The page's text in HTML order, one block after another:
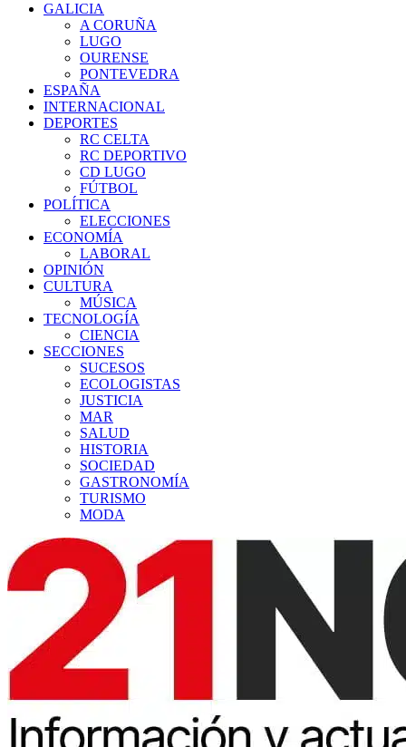
GALICIA
A CORUÑA
LUGO
OURENSE
PONTEVEDRA
ESPAÑA
INTERNACIONAL
DEPORTES
RC CELTA
RC DEPORTIVO
CD LUGO
FÚTBOL
POLÍTICA
ELECCIONES
ECONOMÍA
LABORAL
OPINIÓN
CULTURA
MÚSICA
TECNOLOGÍA
CIENCIA
SECCIONES
SUCESOS
ECOLOGISTAS
JUSTICIA
MAR
SALUD
HISTORIA
SOCIEDAD
GASTRONOMÍA
TURISMO
MODA